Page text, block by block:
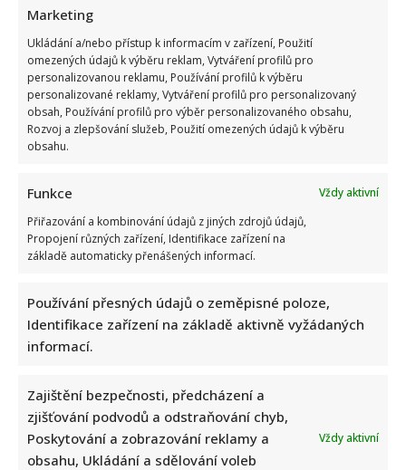
Marketing
Ukládání a/nebo přístup k informacím v zařízení, Použití
omezených údajů k výběru reklam, Vytváření profilů pro
personalizovanou reklamu, Používání profilů k výběru
personalizované reklamy, Vytváření profilů pro personalizovaný
obsah, Používání profilů pro výběr personalizovaného obsahu,
Rozvoj a zlepšování služeb, Použití omezených údajů k výběru
obsahu.
Funkce
Vždy aktivní
Přiřazování a kombinování údajů z jiných zdrojů údajů,
Propojení různých zařízení, Identifikace zařízení na
základě automaticky přenášených informací.
Používání přesných údajů o zeměpisné poloze,
Identifikace zařízení na základě aktivně vyžádaných
informací.
Zajištění bezpečnosti, předcházení a
zjišťování podvodů a odstraňování chyb,
Poskytování a zobrazování reklamy a
obsahu, Ukládání a sdělování voleb
Vždy aktivní